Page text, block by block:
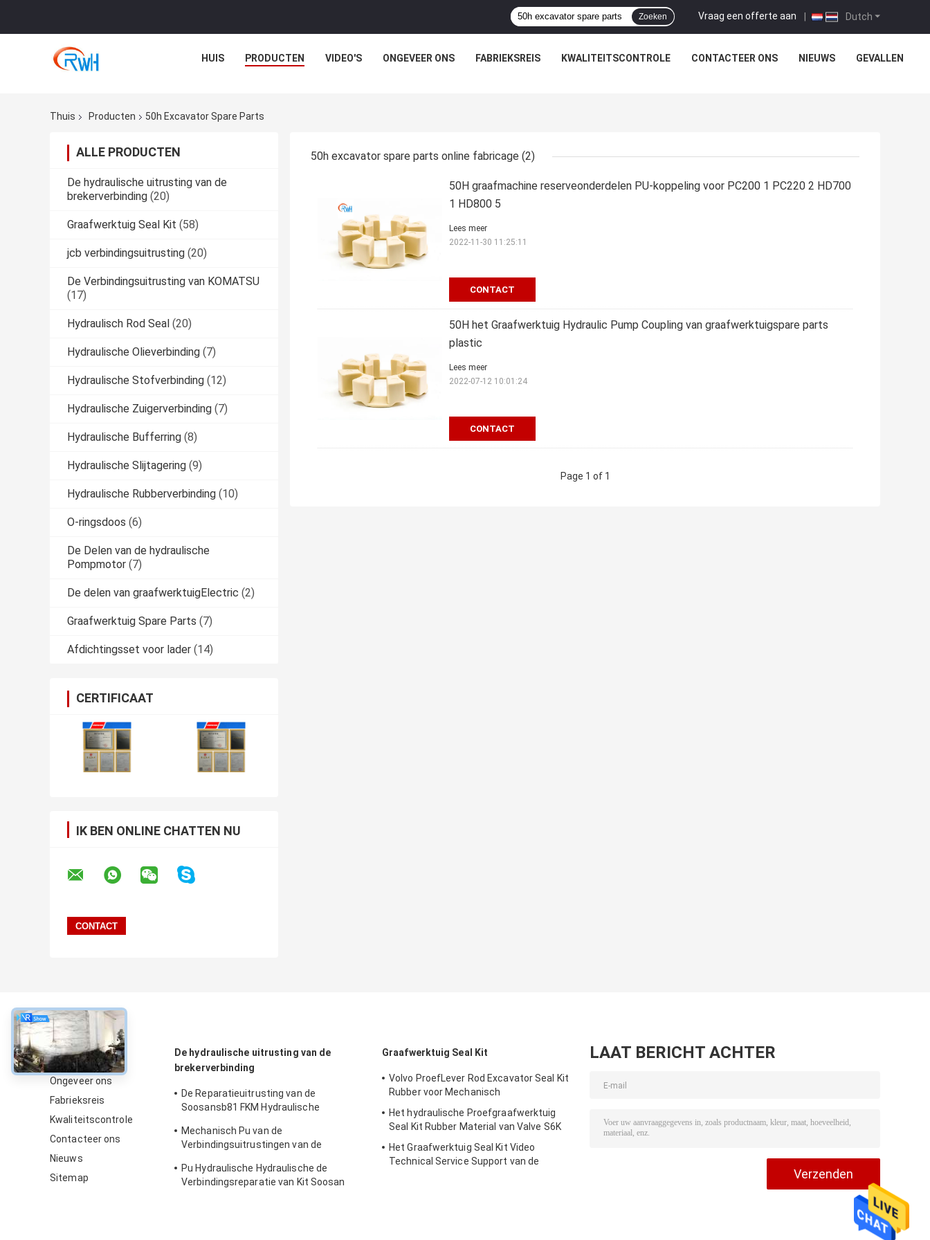
Dutch
Vraag een offerte aan |
Zoeken
HUIS PRODUCTEN VIDEO'S ONGEVEER ONS FABRIEKSREIS KWALITEITSCONTROLE CONTACTEER ONS NIEUWS GEVALLEN
Thuis Producten 50h Excavator Spare Parts
ALLE PRODUCTEN
De hydraulische uitrusting van de
brekerverbinding (20)
Graafwerktuig Seal Kit (58)
jcb verbindingsuitrusting (20)
De Verbindingsuitrusting van KOMATSU
(17)
Hydraulisch Rod Seal (20)
Hydraulische Olieverbinding (7)
Hydraulische Stofverbinding (12)
Hydraulische Zuigerverbinding (7)
Hydraulische Bufferring (8)
Hydraulische Slijtagering (9)
Hydraulische Rubberverbinding (10)
O-ringsdoos (6)
De Delen van de hydraulische
Pompmotor (7)
De delen van graafwerktuigElectric (2)
Graafwerktuig Spare Parts (7)
Afdichtingsset voor lader (14)
CERTIFICAAT
IK BEN ONLINE CHATTEN NU
50h excavator spare parts online fabricage (2)
50H graafmachine reserveonderdelen PU-koppeling voor PC200 1 PC220 2 HD700
1 HD800 5
CONTACT
Lees meer
2022-11-30 11:25:11
50H het Graafwerktuig Hydraulic Pump Coupling van graafwerktuigspare parts
plastic
CONTACT
Lees meer
2022-07-12 10:01:24
Page 1 of 1
Over
Ongeveer ons
Fabrieksreis
Kwaliteitscontrole
Contacteer ons
Nieuws
Sitemap
De hydraulische uitrusting van de
brekerverbinding
De Reparatieuitrusting van de
Soosansb81 FKM Hydraulische
Mechanisch Pu van de
Verbindingsuitrustingen van de
Pu Hydraulische Hydraulische de
Verbindingsreparatie van Kit Soosan
Graafwerktuig Seal Kit
Volvo ProefLever Rod Excavator Seal Kit
Rubber voor Mechanisch
Het hydraulische Proefgraafwerktuig
Seal Kit Rubber Material van Valve S6K
Het Graafwerktuig Seal Kit Video
Technical Service Support van de
LAAT BERICHT ACHTER